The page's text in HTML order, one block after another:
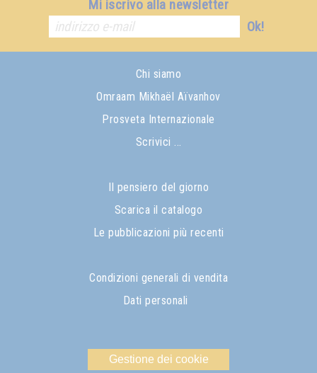
Mi iscrivo alla newsletter
Ok!
Chi siamo
Omraam Mikhaël Aïvanhov
Prosveta Internazionale
Scrivici ...
Il pensiero del giorno
Scarica il catalogo
Le pubblicazioni più recenti
Condizioni generali di vendita
Dati personali
Gestione dei cookie